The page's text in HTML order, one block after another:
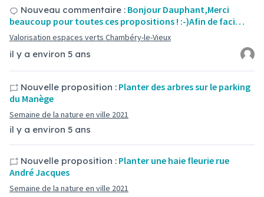
il y a environ 5 ans
Nouveau commentaire : Bonjour Dauphant,Merci
beaucoup pour toutes ces propositions ! :-)Afin de faci…
Valorisation espaces verts Chambéry-le-Vieux
il y a environ 5 ans
Nouvelle proposition : Planter des arbres sur le parking
du Manège
Semaine de la nature en ville 2021
Nouvelle proposition : Planter une haie fleurie rue
André Jacques
Semaine de la nature en ville 2021